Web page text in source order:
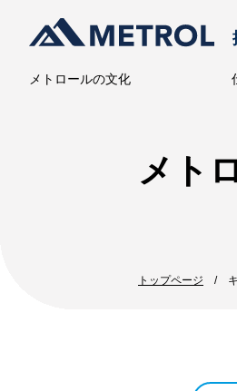
メトロールの文化
メト
トップページ